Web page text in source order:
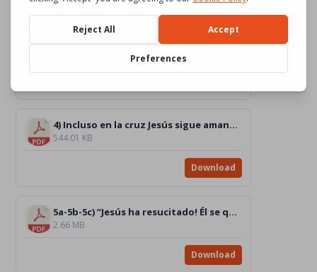
3) Jesús resucitado [dibujo]_Color_BW
4) Incluso en la cruz Jesús sigue amando [DIBUJO]_BW
544.01 KB
Download
5a-5b-5c) “Jesús ha resucitado! Él se queda con nosotros si nos amamos. Chiara” [DIBUJOS]_BW
2.66 MB
Download